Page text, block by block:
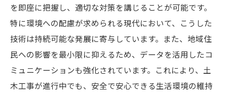
を即座に把握し、適切な対策を講じることが可能です。
特に環境への配慮が求められる現代において、こうした
技術は持続可能な発展に寄与しています。また、地域住
民への影響を最小限に抑えるため、データを活用したコ
ミュニケーションも強化されています。これにより、土
木工事が進行中でも、安全で安心できる生活環境の維持